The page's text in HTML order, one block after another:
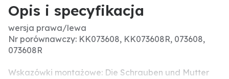
Opis i specyfikacja
wersja prawa/lewa
Nr porównawczy: KK073608, KK073608R, 073608,
073608R
Wskazówki montażowe: Die Schrauben und Mutter